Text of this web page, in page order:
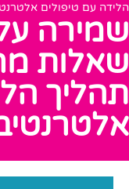
הלידה עם טיפולים
שמירה
שאלות
תהליך